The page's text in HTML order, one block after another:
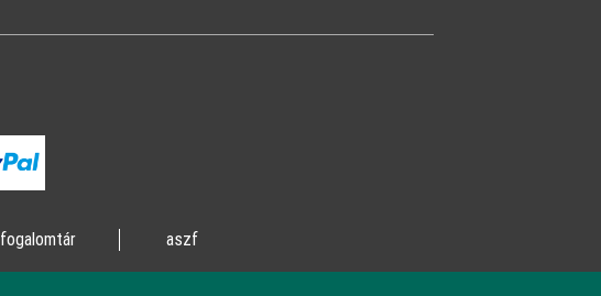
fogalomtár aszf